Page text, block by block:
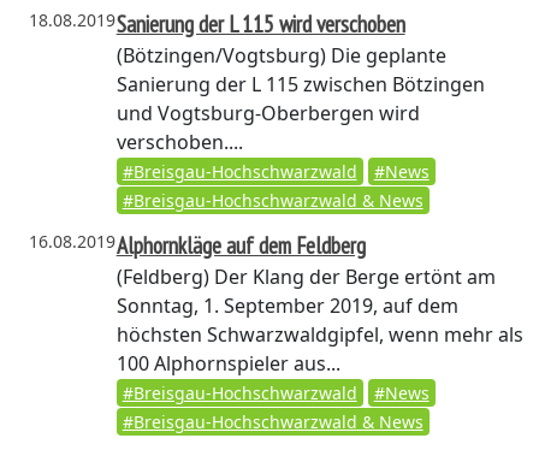
18.08.2019Sanierung der L 115 wird verschoben
(Bötzingen/Vogtsburg)Die geplante
Sanierung der L 115 zwischen Bötzingen
und Vogtsburg-Oberbergen wird
verschoben....
#Breisgau-Hochschwarzwald
#News
#Breisgau-Hochschwarzwald & News
16.08.2019Alphornkläge auf dem Feldberg
(Feldberg)Der Klang der Berge ertönt am
Sonntag, 1. September 2019, auf dem
höchsten Schwarzwaldgipfel, wenn mehr als
100 Alphornspieler aus...
#Breisgau-Hochschwarzwald
#News
#Breisgau-Hochschwarzwald & News